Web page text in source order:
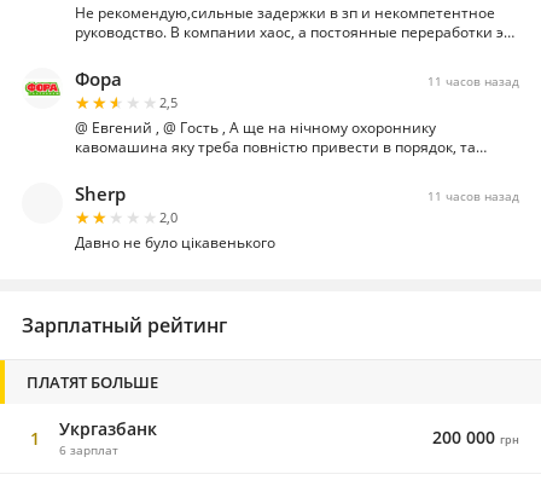
Не рекомендую,сильные задержки в зп и некомпетентное
руководство. В компании хаос, а постоянные переработки это
Фора 11 часов назад
★★★★★
★★★★★ 2,5
@ Евгений , @ Гость , А ще на нічному охороннику
кавомашина яку треба повністю привести в порядок, та
Sherp 11 часов назад
★★★★★
★★★★★ 2,0
Давно не було цікавенького
Зарплатный рейтинг
ПЛАТЯТ БОЛЬШЕ
1 Укргазбанк
6 зарплат
200 000 грн